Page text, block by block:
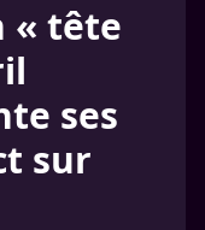
« tête
ses
sur